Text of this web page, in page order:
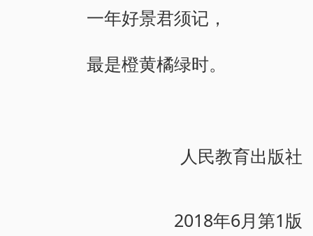
一年好景君须记，
最是橙黄橘绿时。
人民教育出版社
2018年6月第1版